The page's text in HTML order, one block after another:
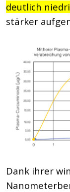
deutlich
stärker
Dank ihrer